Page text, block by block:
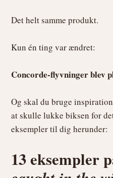
Det helt samme produkt.
Kun én ting var ændret:
Concorde-flyvninger blev
Og skal du bruge
at skulle lukke biksen for
eksempler til dig herunder:
13 eksempler